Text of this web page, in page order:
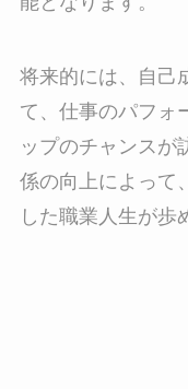
将来的には、自己
て、仕事のパフォ
ップのチャンスが
係の向上によって
した職業人生が歩